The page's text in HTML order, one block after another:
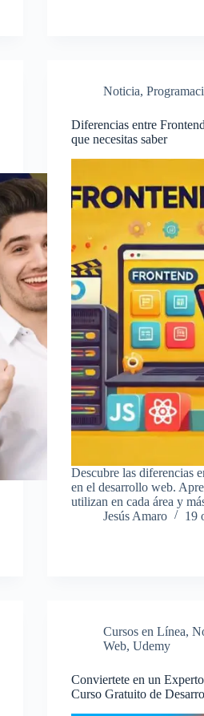
Noticia,
Diferencias entre
que necesitas saber
Descubre las diferencias
en el desarrollo web.
utilizan en cada área y
Jesús Amaro
19
Cursos en Línea,
Web,Udemy
Conviertete en un
Curso Gratuito de